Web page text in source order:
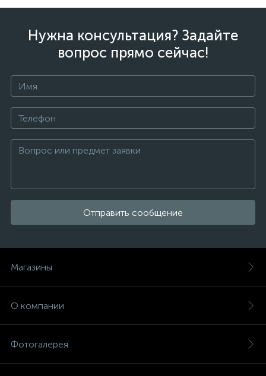
Нужна консультация? Задайте
вопрос прямо сейчас!
Отправить сообщение
Магазины
О компании
Фотогалерея